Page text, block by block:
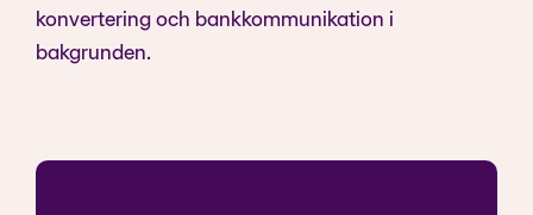
konvertering och bankkommunikation i
bakgrunden.